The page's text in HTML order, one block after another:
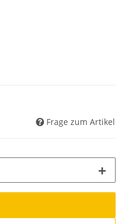
Frage zum Artikel